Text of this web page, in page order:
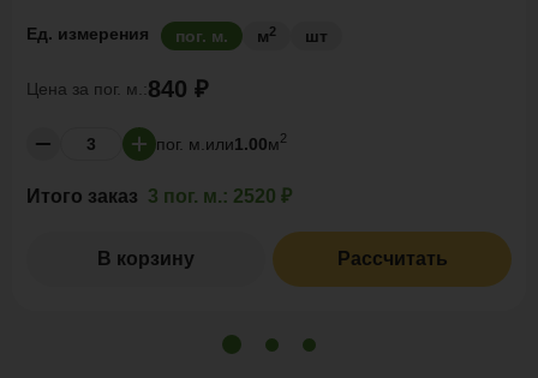
Ед. измерения пог. м. м2 шт
Цена за пог. м.:840 ₽
пог. м. или1.00м2
Итого заказ 3 пог. м.: 2520 ₽
В корзину Рассчитать